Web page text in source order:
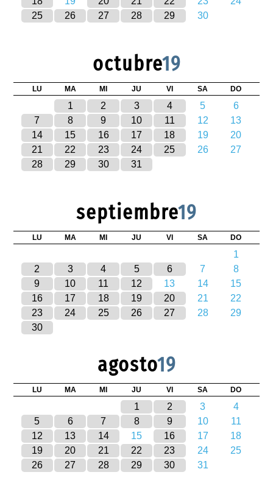
25
26 27 28 29 30
octubre19
LU MA MI JU VI SA DO
1 2 3 4 5
6
7
8 9 10 11 12
13
14
15 16 17 18 19
20
21
22 23 24 25 26
27
28
29 30 31
septiembre19
LU MA MI JU VI SA DO
1
2
3 4 5 6 7
8
9
10 11 12 13 14
15
16
17 18 19 20 21
22
23
24 25 26 27 28
29
30
agosto19
LU MA MI JU VI SA DO
1 2 3
4
5
6 7 8 9 10
11
12
13 14 15 16 17
18
19
20 21 22 23 24
25
26
27 28 29 30 31